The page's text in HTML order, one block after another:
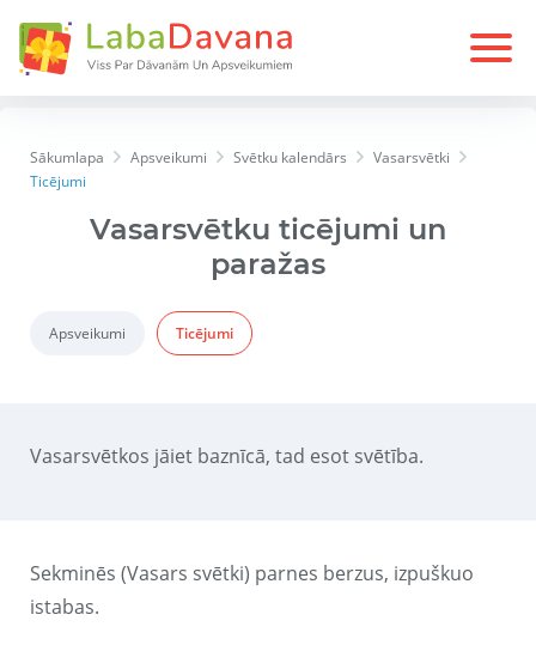
Sākumlapa Apsveikumi Svētku kalendārs
Vasarsvētki
Ticējumi
Vasarsvētku ticējumi un
paražas
Apsveikumi Ticējumi
Vasarsvētkos jāiet baznīcā, tad esot svētība.
Sekminēs (Vasars svētki) parnes berzus, izpuškuo
istabas.